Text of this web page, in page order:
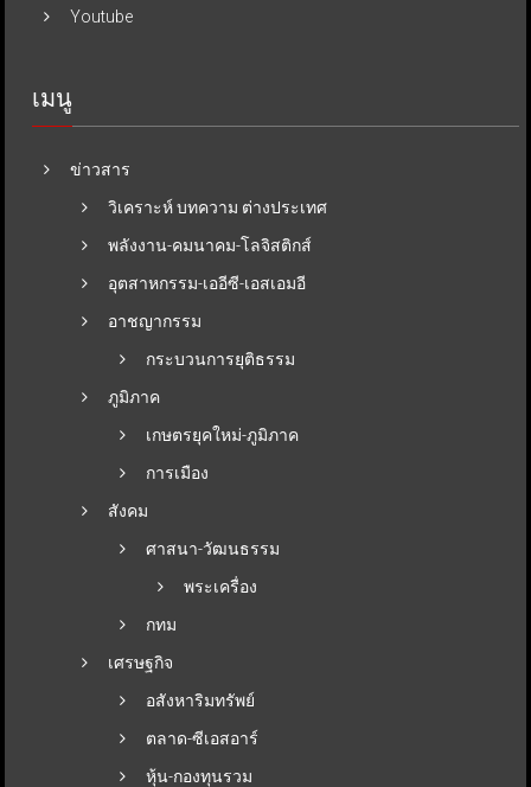
Youtube
เมนู
ข่าวสาร
วิเคราะห์ บทความ ต่างประเทศ
พลังงาน-คมนาคม-โลจิสติกส์
อุตสาหกรรม-เออีซี-เอสเอมอี
อาชญากรรม
กระบวนการยุติธรรม
ภูมิภาค
เกษตรยุคใหม่-ภูมิภาค
การเมือง
สังคม
ศาสนา-วัฒนธรรม
พระเครื่อง
กทม
เศรษฐกิจ
อสังหาริมทรัพย์
ตลาด-ซีเอสอาร์
หุ้น-กองทุนรวม